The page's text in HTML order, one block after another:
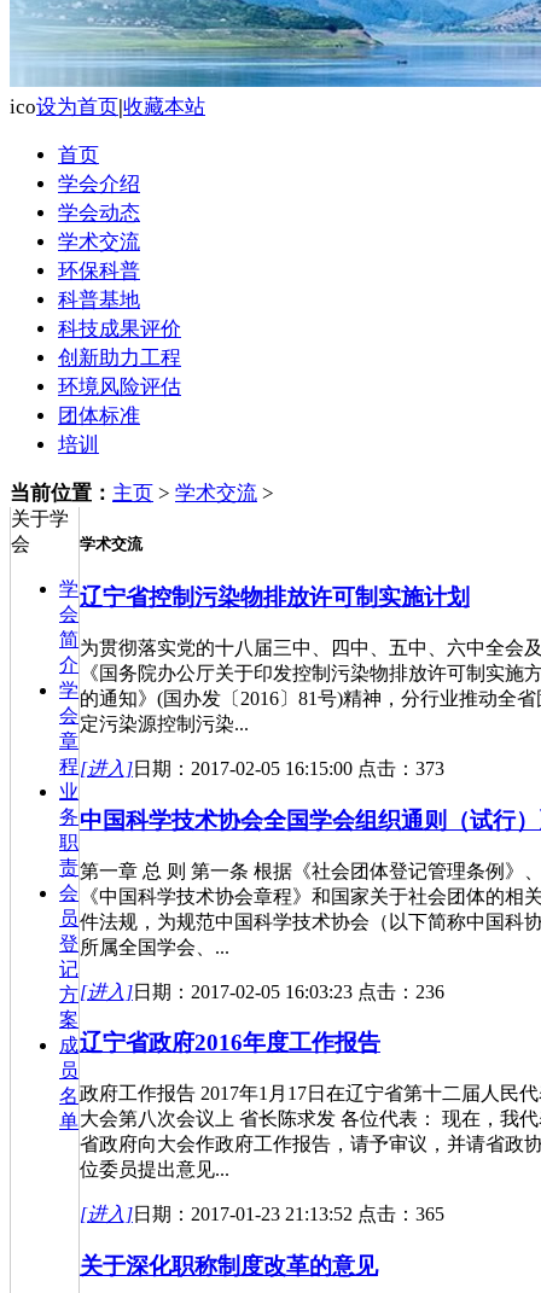
ico设为首页|收藏本站
首页
学会介绍
学会动态
学术交流
环保科普
科普基地
科技成果评价
创新助力工程
环境风险评估
团体标准
培训
当前位置： 主页 > 学术交流 >
关于学
会
学
会
简
介
学
会
章
程
业
务
职
责
会
员
登
记
方
案
成
员
名
单
学术交流
辽宁省控制污染物排放许可制实施计划
为贯彻落实党的十八届三中、四中、五中、六中全会
《国务院办公厅关于印发控制污染物排放许可制实施
的通知》(国办发〔2016〕81号)精神，分行业推动全省
定污染源控制污染...
[进入]日期：2017-02-05 16:15:00 点击：373
中国科学技术协会全国学会组织通则（试行
第一章 总 则 第一条 根据《社会团体登记管理条例》
《中国科学技术协会章程》和国家关于社会团体的相
件法规，为规范中国科学技术协会（以下简称中国科
所属全国学会、...
[进入]日期：2017-02-05 16:03:23 点击：236
辽宁省政府2016年度工作报告
政府工作报告 2017年1月17日在辽宁省第十二届人民
大会第八次会议上 省长陈求发 各位代表： 现在，我
省政府向大会作政府工作报告，请予审议，并请省政
位委员提出意见...
[进入]日期：2017-01-23 21:13:52 点击：365
关于深化职称制度改革的意见